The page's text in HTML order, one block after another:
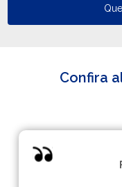
Confira